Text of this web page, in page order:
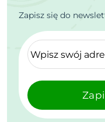
Zapisz się do